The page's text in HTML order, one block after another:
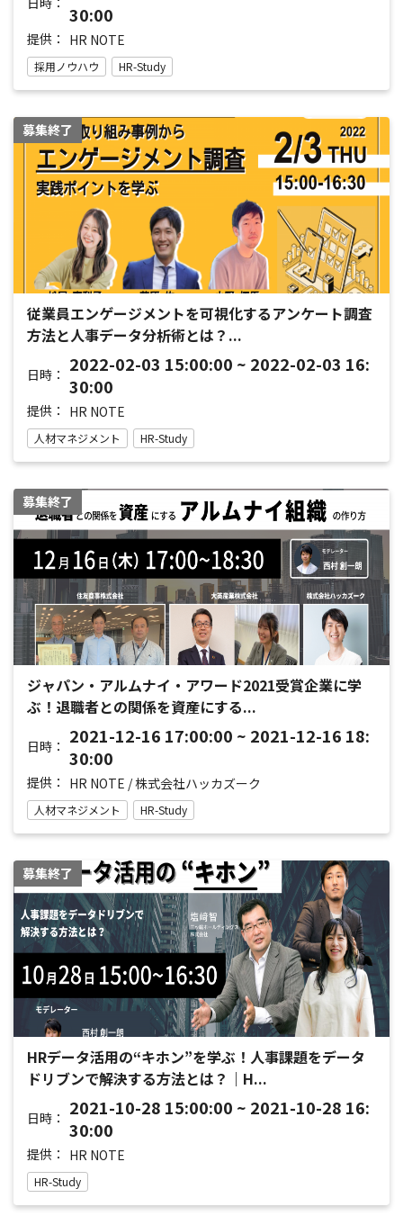
30:00
提供： HR NOTE
採用ノウハウ HR-Study
募集終了
従業員エンゲージメントを可視化するアンケート調査
方法と人事データ分析術とは？...
日時： 2022-02-03 15:00:00 ~ 2022-02-03 16:
30:00
提供： HR NOTE
人材マネジメント HR-Study
募集終了
ジャパン・アルムナイ・アワード2021受賞企業に学
ぶ！退職者との関係を資産にする...
日時： 2021-12-16 17:00:00 ~ 2021-12-16 18:
30:00
提供： HR NOTE / 株式会社ハッカズーク
人材マネジメント HR-Study
募集終了
HRデータ活用の“キホン”を学ぶ！人事課題をデータ
ドリブンで解決する方法とは？｜H...
日時： 2021-10-28 15:00:00 ~ 2021-10-28 16:
30:00
提供： HR NOTE
HR-Study